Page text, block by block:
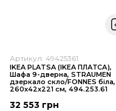
Артикул: 49425361
IKEA PLATSA (ІKEA ПЛАТСА),
Шафа 9-дверна, STRAUMEN
дзеркало скло/FONNES біла,
260x42x221 см, 494.253.61
32 553 грн